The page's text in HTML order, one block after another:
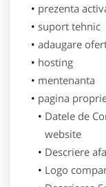
prezenta
suport tehnic
adaugare
hosting
mentenanta
pagina
Datele de
website
Descriere
Logo